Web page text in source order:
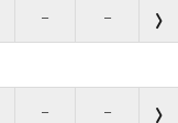
– –
– –